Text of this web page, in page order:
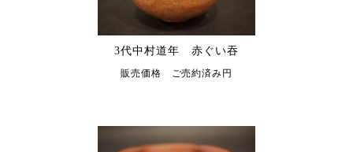
3代中村道年 赤ぐい吞
販売価格 ご売約済み円